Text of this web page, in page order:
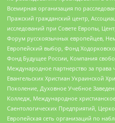
Всемирная организация по
Пражский гражданский центр,
исследований при Совете Европы,
Форум русскоязычных европейцев,
Европейский выбор, Фонд
Фонд Будущее России, Компания
Международное партнерство за права
Евангельских Христиан Украинской
Поколение, Духовное Учебное
Колледж, Международное
Саентологических Предприятий,
Европейская сеть организаций по